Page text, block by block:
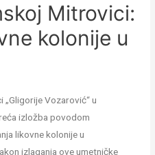
Mitrovici:
kolonije u
„Gligorije Vozarović“ u
izložba povodom
likovne kolonije u
izlaganja ove umetničke